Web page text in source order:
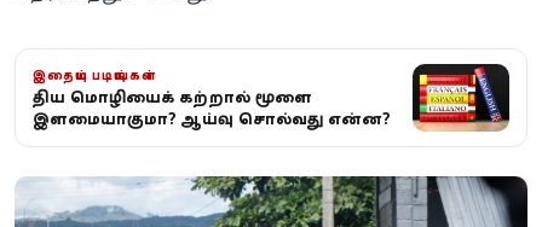
இதையும் படியுங்கள்
புதிய மொழியைக் கற்றால் மூளை
இளமையாகுமா? ஆய்வு சொல்வது என்ன?